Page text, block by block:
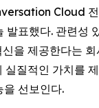
Cloud
발표했다. 관련성
을 제공한다는
실질적인 가치를
선보인다.